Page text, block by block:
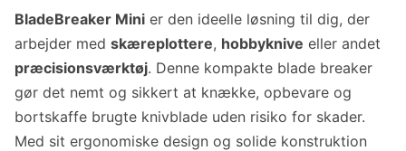
BladeBreaker Mini er den ideelle løsning til dig, der
arbejder med skæreplottere, hobbyknive eller andet
præcisionsværktøj. Denne kompakte blade breaker
gør det nemt og sikkert at knække, opbevare og
bortskaffe brugte knivblade uden risiko for skader.
Med sit ergonomiske design og solide konstruktion